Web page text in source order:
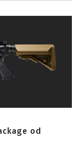
od